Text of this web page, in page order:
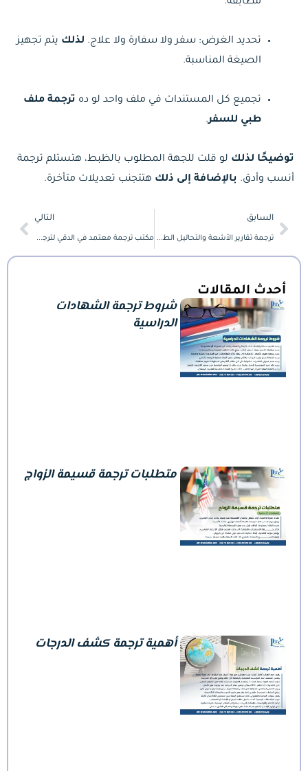
أحدث المقالات
شروط ترجمة الشهادات
الدراسية
متطلبات ترجمة قسيمة الزواج
أهمية ترجمة كشف الدرجات
تحديد الغرض: سفر ولا سفارة ولا علاج. لذلك يتم تجهيز
الصيغة المناسبة.
تجميع كل المستندات في ملف واحد لو ده ترجمة ملف
طبي للسفر.
توضيحًا لذلك لو قلت للجهة المطلوب بالظبط، هتستلم ترجمة
أنسب وأدق. بالإضافة إلى ذلك هتتجنب تعديلات متأخرة.
Prev
السابق
ترجمة تقارير الأشعة والتحاليل الطبية ترجمة معتمدة للسفر
التالي
مكتب ترجمة معتمد في الدقي لترجمة شهادات الميلاد والزواج